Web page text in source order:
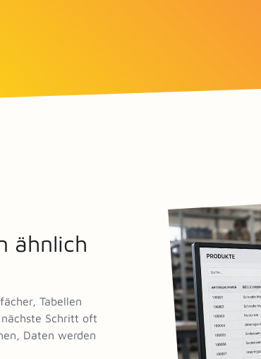
ähnlich
Tabellen
Schritt oft
Daten werden